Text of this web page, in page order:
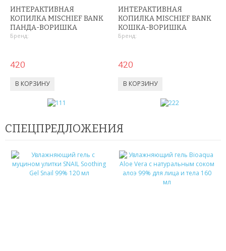
СРЕДСТВА ДЛЯ ПОХУДЕНИЯ
ХОЗТОВАРЫ
ТЕРМОСЫ
ТЕРМОКРУЖКИ
ИНТЕРАКТИВНАЯ
КОПИЛКА MISCHIEF BANK
ПАНДА-ВОРИШКА
Бренд:
420
ИНТЕРАКТИВНАЯ
КОПИЛКА MISCHIEF BANK
КОШКА-ВОРИШКА
Бренд:
420
СПЕЦПРЕДЛОЖЕНИЯ